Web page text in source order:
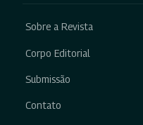
Sobre a Revista
Corpo Editorial
Submissão
Contato